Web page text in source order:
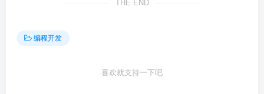
THE END
编程开发
喜欢就支持一下吧